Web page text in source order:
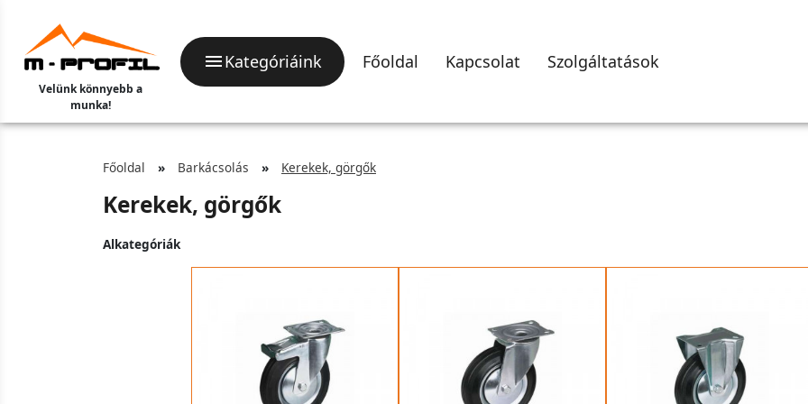
Velünk könnyebb a
munka!
Kategóriáink Főoldal Kapcsolat Szolgáltatások
Főoldal Barkácsolás Kerekek, görgők
Kerekek, görgők
Alkategóriák